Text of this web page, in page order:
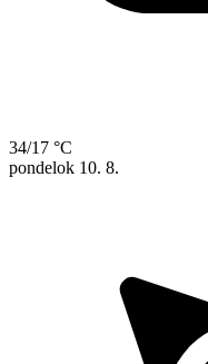
34/17 °C
pondelok 10. 8.